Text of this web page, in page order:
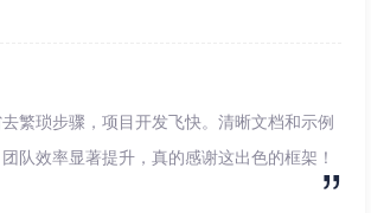
繁琐步骤，项目开发飞快。清晰文档和示例
队效率显著提升，真的感谢这出色的框架！